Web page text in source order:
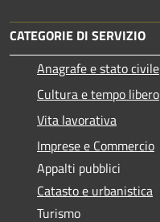
CATEGORIE DI SERVIZIO
Anagrafe e stato civile
Cultura e tempo libero
Vita lavorativa
Imprese e Commercio
Appalti pubblici
Catasto e urbanistica
Turismo